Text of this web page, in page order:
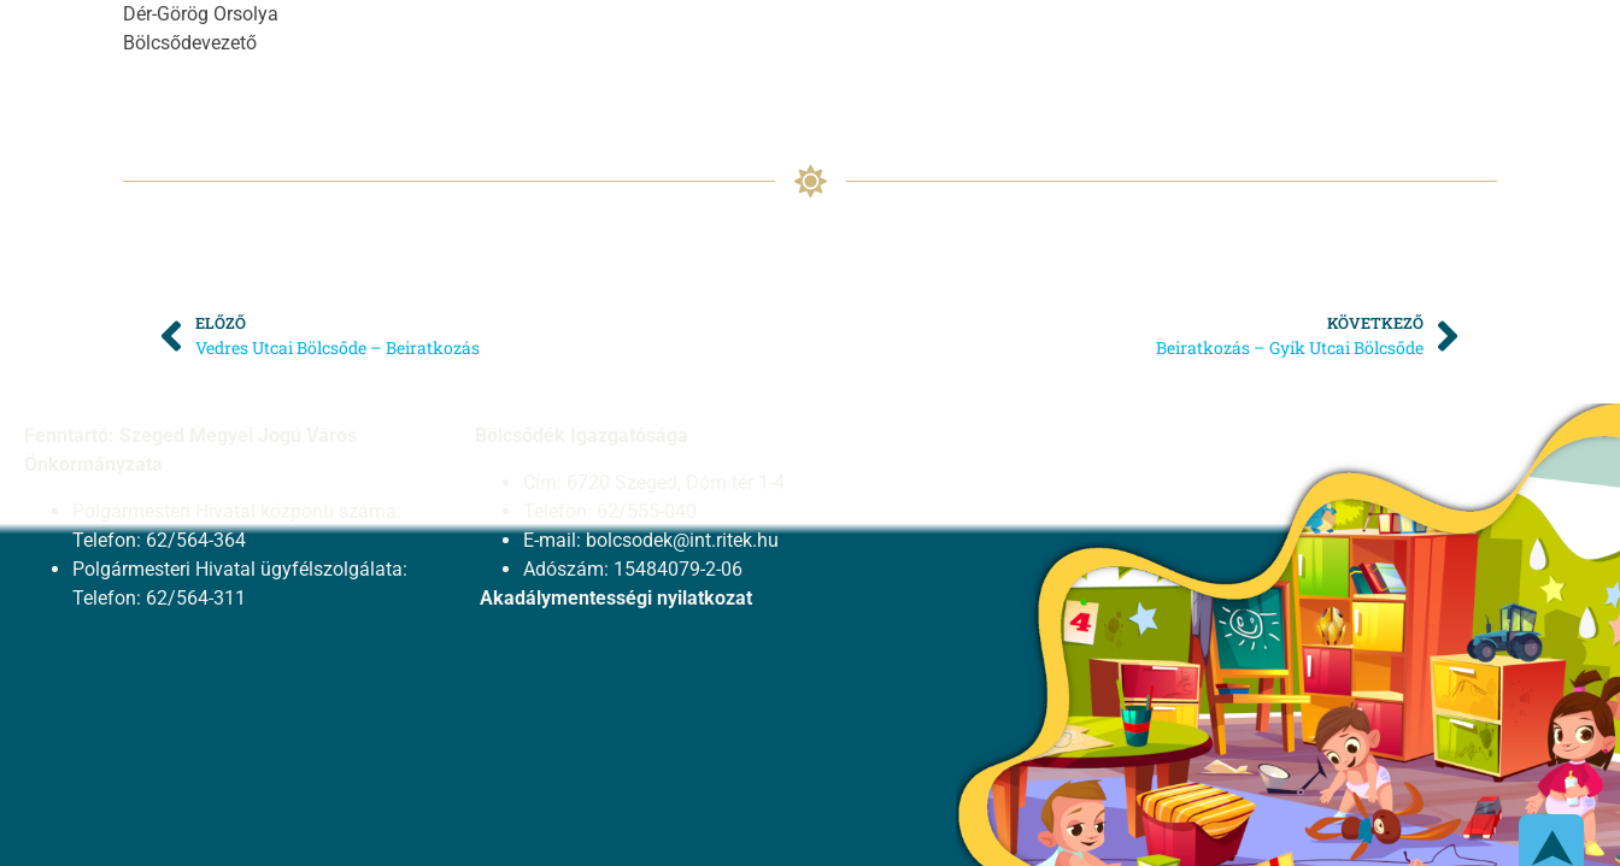
Dér-Görög Orsolya
Bölcsődevezető
ELŐZŐ
Vedres Utcai Bölcsőde – Beiratkozás
KÖVETKEZŐ
Beiratkozás – Gyík Utcai Bölcsőde
⮝
Telefon: 62/564-364
Polgármesteri Hivatal ügyfélszolgálata:
Telefon: 62/564-311
E-mail:bolcsodek@int.ritek.hu
Adószám: 15484079-2-06
Akadálymentességi nyilatkozat